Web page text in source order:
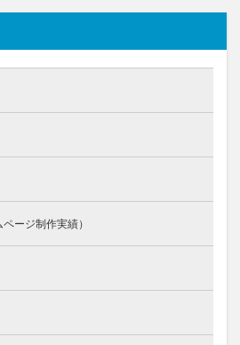
ージ制作実績）